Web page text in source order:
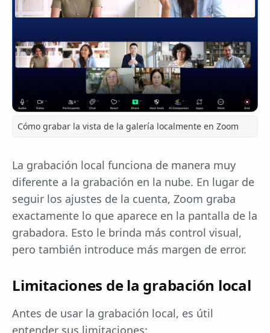
Cómo grabar la vista de la galería localmente en Zoom
La grabación local funciona de manera muy
diferente a la grabación en la nube. En lugar de
seguir los ajustes de la cuenta, Zoom graba
exactamente lo que aparece en la pantalla de la
grabadora. Esto le brinda más control visual,
pero también introduce más margen de error.
Limitaciones de la grabación local
Antes de usar la grabación local, es útil
entender sus limitaciones: